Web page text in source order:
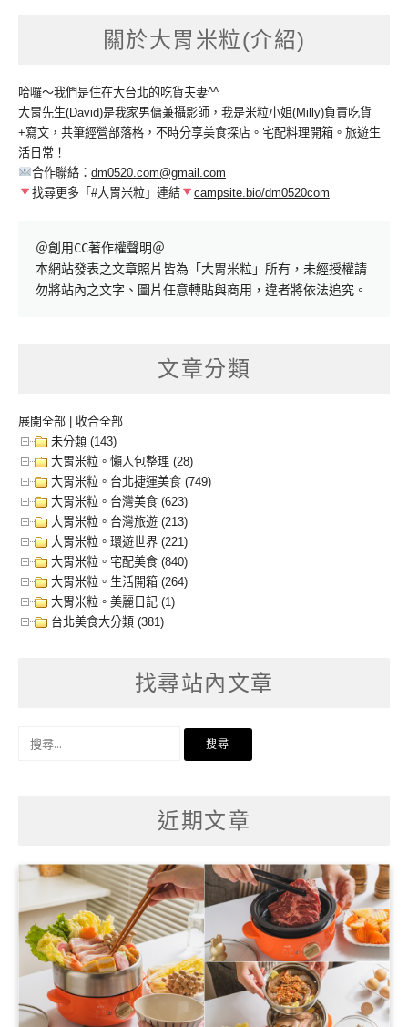
關於大胃米粒(介紹)
哈囉～我們是住在大台北的吃貨夫妻^^
大胃先生(David)是我家男傭兼攝影師，我是米粒小姐(Milly)負責吃貨
+寫文，共筆經營部落格，不時分享美食探店。宅配料理開箱。旅遊生
活日常！
合作聯絡： dm0520.com@gmail.com
找尋更多「#大胃米粒」連結
campsite.bio/dm0520com
＠創用CC著作權聲明＠
本網站發表之文章照片皆為「大胃米粒」所有，未經授權請
勿將站內之文字、圖片任意轉貼與商用，違者將依法追究。
文章分類
展開全部 | 收合全部
未分類 (143)
大胃米粒。懶人包整理 (28)
大胃米粒。台北捷運美食 (749)
大胃米粒。台灣美食 (623)
大胃米粒。台灣旅遊 (213)
大胃米粒。環遊世界 (221)
大胃米粒。宅配美食 (840)
大胃米粒。生活開箱 (264)
大胃米粒。美麗日記 (1)
台北美食大分類 (381)
找尋站內文章
近期文章